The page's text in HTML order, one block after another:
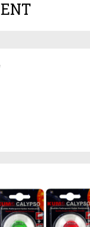
rodziców i dzieci